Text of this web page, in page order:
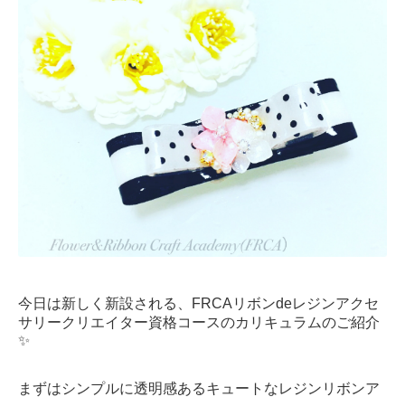
今日は新しく新設される、FRCAリボンdeレジンアクセ
サリークリエイター資格コースのカリキュラムのご紹介
✨
まずはシンプルに透明感あるキュートなレジンリボンア